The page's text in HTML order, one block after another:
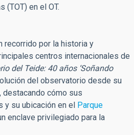
(TOT) en el OT.
recorrido por la historia y
centros internacionales de
del Teide: 40 años ‘Soñando
del observatorio desde su
destacando cómo sus
y su ubicación en el Parque
enclave privilegiado para la